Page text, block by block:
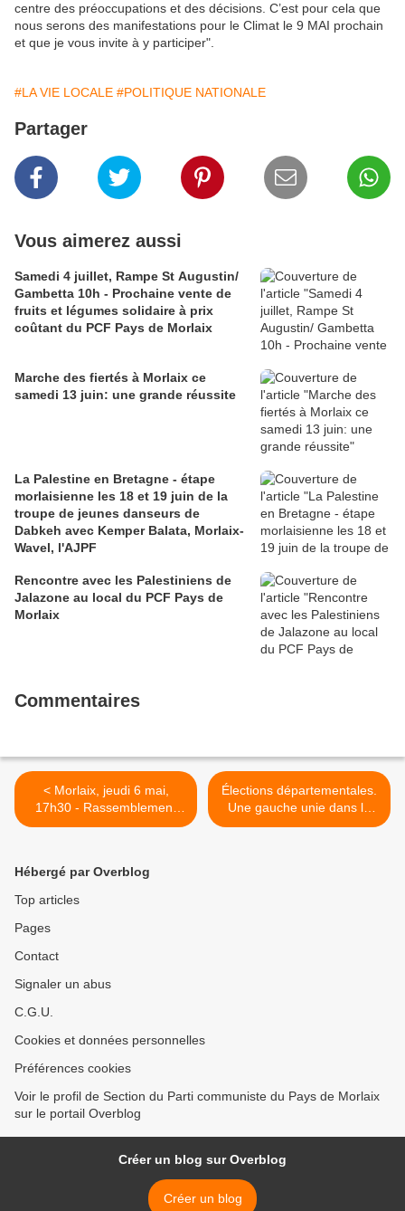
centre des préoccupations et des décisions. C’est pour cela que
nous serons des manifestations pour le Climat le 9 MAI prochain
et que je vous invite à y participer".
#LA VIE LOCALE #POLITIQUE NATIONALE
Partager
Vous aimerez aussi
Samedi 4 juillet, Rampe St Augustin/
Gambetta 10h - Prochaine vente de
fruits et légumes solidaire à prix
coûtant du PCF Pays de Morlaix
Marche des fiertés à Morlaix ce
samedi 13 juin: une grande réussite
La Palestine en Bretagne - étape
morlaisienne les 18 et 19 juin de la
troupe de jeunes danseurs de
Dabkeh avec Kemper Balata, Morlaix-
Wavel, l'AJPF
Rencontre avec les Palestiniens de
Jalazone au local du PCF Pays de
Morlaix
Commentaires
< Morlaix, jeudi 6 mai,
17h30 - Rassemblement
pour dénoncer les violences
Élections départementales.
Une gauche unie dans le
canton de Douarnenez
Hébergé par Overblog
Top articles
Pages
Contact
Signaler un abus
C.G.U.
Cookies et données personnelles
Préférences cookies
Voir le profil de Section du Parti communiste du Pays de Morlaix
sur le portail Overblog
Créer un blog sur Overblog
Créer un blog